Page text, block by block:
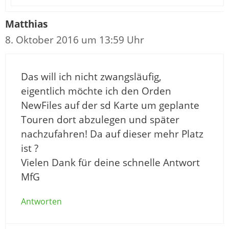
Matthias
8. Oktober 2016 um 13:59 Uhr
Das will ich nicht zwangsläufig,
eigentlich möchte ich den Orden
NewFiles auf der sd Karte um geplante
Touren dort abzulegen und später
nachzufahren! Da auf dieser mehr Platz
ist ?
Vielen Dank für deine schnelle Antwort
MfG
Antworten